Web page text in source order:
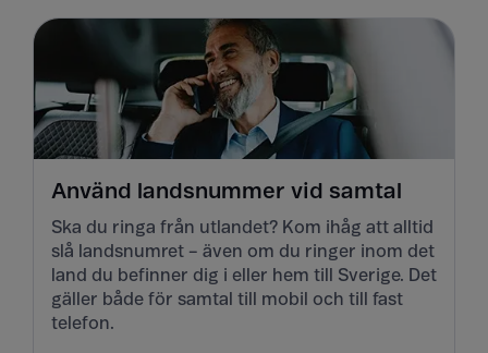
Använd landsnummer vid samtal
Ska du ringa från utlandet? Kom ihåg att alltid
slå landsnumret – även om du ringer inom det
land du befinner dig i eller hem till Sverige. Det
gäller både för samtal till mobil och till fast
telefon.